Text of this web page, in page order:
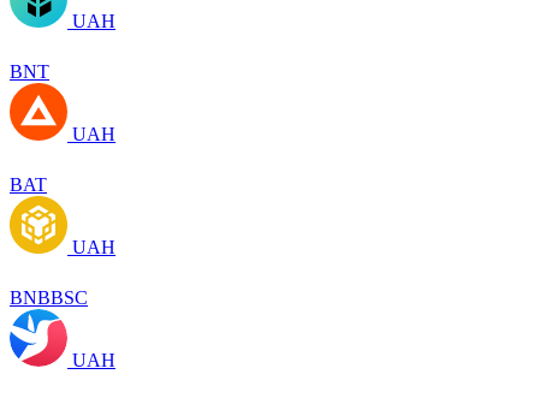
UAH
BNT
UAH
BAT
UAH
BNBBSC
UAH